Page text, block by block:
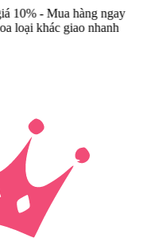
hàng ngay
nhanh